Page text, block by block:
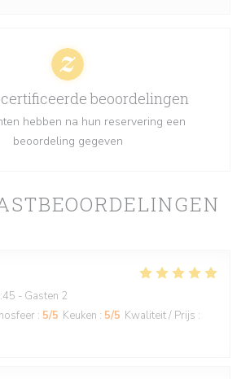
- Gasten 2
: 5/5 Keuken : 5/5 Kwaliteit / Prijs :
beoordelingen
hebben na hun reservering een
beoordeling gegeven